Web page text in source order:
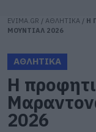
EVIMA.GR / ΑΘΛΗΤΙΚΑ / Η
ΜΟΥΝΤΙΑΛ 2026
ΑΘΛΗΤΙΚΑ
Η
2026